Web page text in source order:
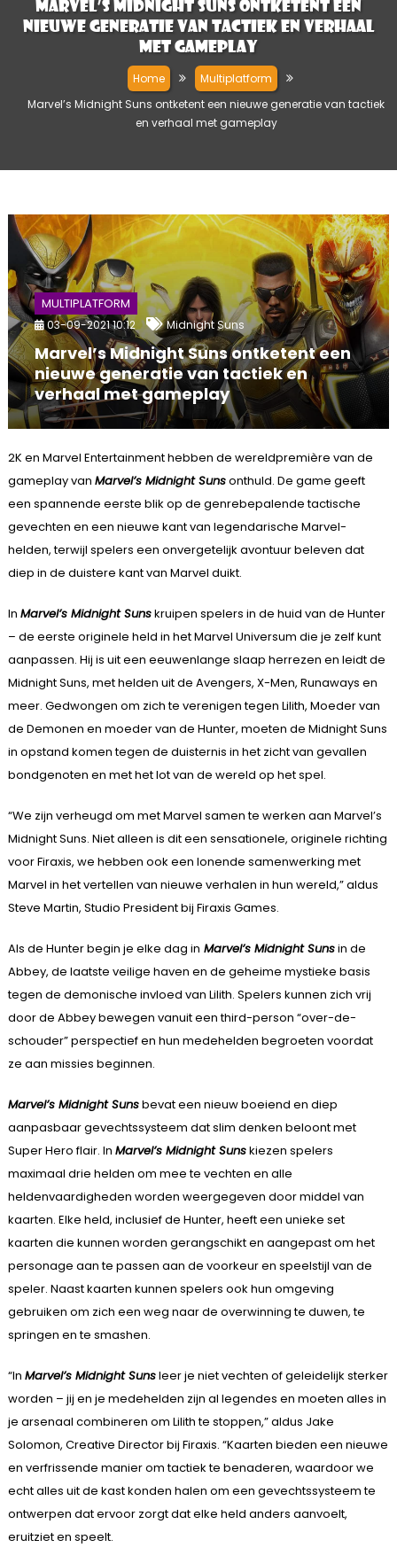
Marvel’s Midnight Suns ontketent een
nieuwe generatie van tactiek en verhaal
met gameplay
Home
Multiplatform
Marvel’s Midnight Suns ontketent een nieuwe generatie van tactiek
en verhaal met gameplay
MULTIPLATFORM
03-09-2021 10:12 Midnight Suns
Marvel’s Midnight Suns ontketent een
nieuwe generatie van tactiek en
verhaal met gameplay
2K en Marvel Entertainment hebben de wereldpremière van de
gameplay van Marvel’s Midnight Sunsonthuld. De game geeft
een spannende eerste blik op de genrebepalende tactische
gevechten en een nieuwe kant van legendarische Marvel-
helden, terwijl spelers een onvergetelijk avontuur beleven dat
diep in de duistere kant van Marvel duikt.
In Marvel’s Midnight Sunskruipen spelers in de huid van de Hunter
– de eerste originele held in het Marvel Universum die je zelf kunt
aanpassen. Hij is uit een eeuwenlange slaap herrezen en leidt de
Midnight Suns, met helden uit de Avengers, X-Men, Runaways en
meer. Gedwongen om zich te verenigen tegen Lilith, Moeder van
de Demonen en moeder van de Hunter, moeten de Midnight Suns
in opstand komen tegen de duisternis in het zicht van gevallen
bondgenoten en met het lot van de wereld op het spel.
“We zijn verheugd om met Marvel samen te werken aan Marvel’s
Midnight Suns. Niet alleen is dit een sensationele, originele richting
voor Firaxis, we hebben ook een lonende samenwerking met
Marvel in het vertellen van nieuwe verhalen in hun wereld,” aldus
Steve Martin, Studio President bij Firaxis Games.
Als de Hunter begin je elke dag in Marvel’s Midnight Sunsin de
Abbey, de laatste veilige haven en de geheime mystieke basis
tegen de demonische invloed van Lilith. Spelers kunnen zich vrij
door de Abbey bewegen vanuit een third-person “over-de-
schouder” perspectief en hun medehelden begroeten voordat
ze aan missies beginnen.
Marvel’s Midnight Sunsbevat een nieuw boeiend en diep
aanpasbaar gevechtssysteem dat slim denken beloont met
Super Hero flair. In Marvel’s Midnight Sunskiezen spelers
maximaal drie helden om mee te vechten en alle
heldenvaardigheden worden weergegeven door middel van
kaarten. Elke held, inclusief de Hunter, heeft een unieke set
kaarten die kunnen worden gerangschikt en aangepast om het
personage aan te passen aan de voorkeur en speelstijl van de
speler. Naast kaarten kunnen spelers ook hun omgeving
gebruiken om zich een weg naar de overwinning te duwen, te
springen en te smashen.
“In Marvel’s Midnight Sunsleer je niet vechten of geleidelijk sterker
worden – jij en je medehelden zijn al legendes en moeten alles in
je arsenaal combineren om Lilith te stoppen,” aldus Jake
Solomon, Creative Director bij Firaxis. “Kaarten bieden een nieuwe
en verfrissende manier om tactiek te benaderen, waardoor we
echt alles uit de kast konden halen om een gevechtssysteem te
ontwerpen dat ervoor zorgt dat elke held anders aanvoelt,
eruitziet en speelt.